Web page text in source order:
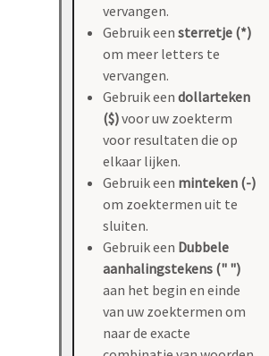
vervangen.
Gebruik een sterretje (*)
om meer letters te
vervangen.
Gebruik een dollarteken
($)voor uw zoekterm
voor resultaten die op
elkaar lijken.
Gebruik een minteken (-)
om zoektermen uit te
sluiten.
Gebruik een Dubbele
aanhalingstekens (" ")
aan het begin en einde
van uw zoektermen om
naar de exacte